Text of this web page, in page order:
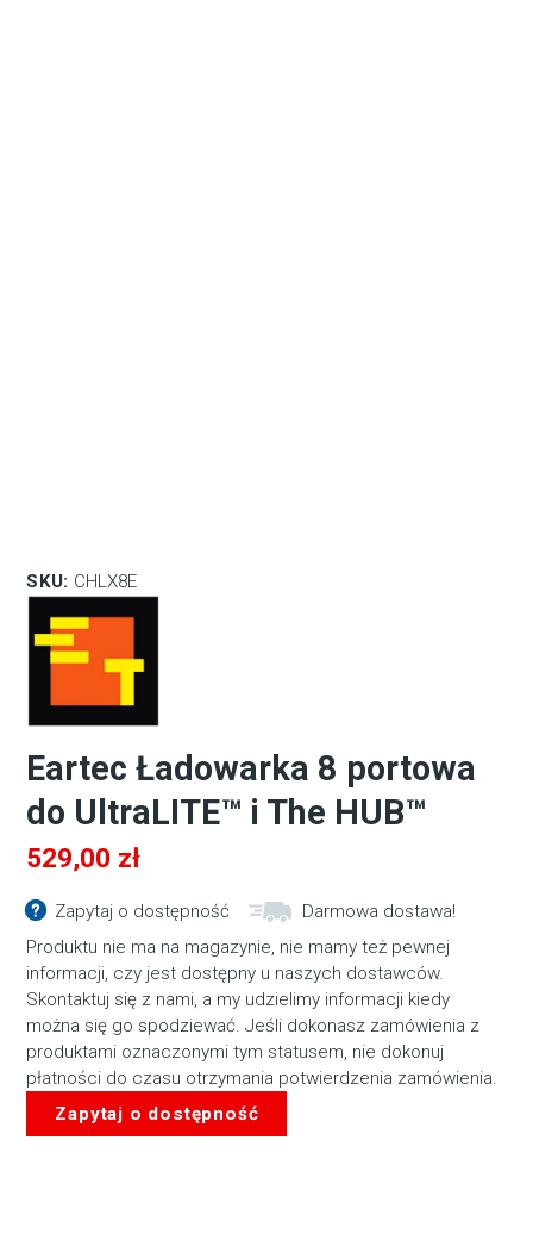
SKU: CHLX8E
Eartec Ładowarka 8 portowa
do UltraLITE™ i The HUB™
529,00 zł
Zapytaj o dostępność
Darmowa dostawa!
Produktu nie ma na magazynie, nie mamy też pewnej
informacji, czy jest dostępny u naszych dostawców.
Skontaktuj się z nami, a my udzielimy informacji kiedy
można się go spodziewać. Jeśli dokonasz zamówienia z
produktami oznaczonymi tym statusem, nie dokonuj
płatności do czasu otrzymania potwierdzenia zamówienia.
Zapytaj o dostępność